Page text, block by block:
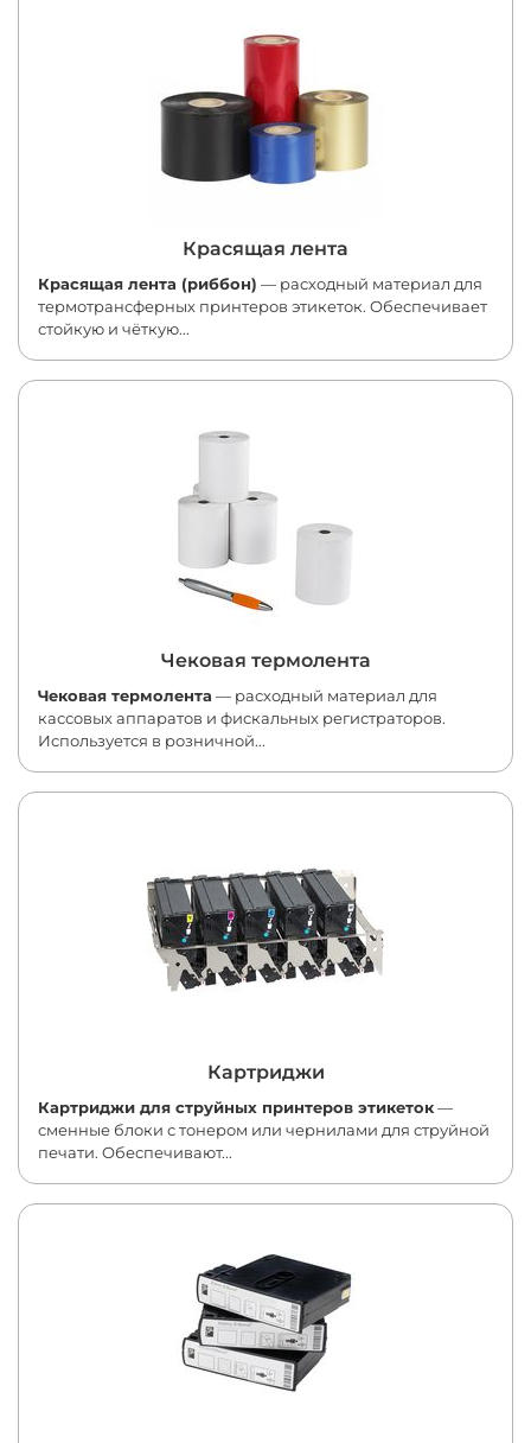
Красящая лента
Красящая лента (риббон) — расходный материал для
термотрансферных принтеров этикеток. Обеспечивает
стойкую и чёткую...
Чековая термолента
Чековая термолента — расходный материал для
кассовых аппаратов и фискальных регистраторов.
Используется в розничной...
Картриджи
Картриджи для струйных принтеров этикеток—
сменные блоки с тонером или чернилами для струйной
печати. Обеспечивают...